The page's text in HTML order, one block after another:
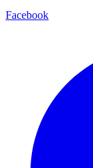
Facebook